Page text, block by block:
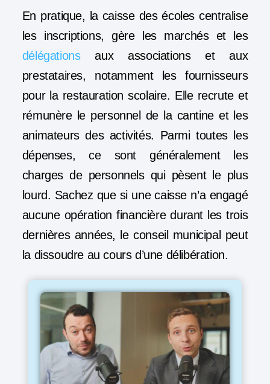
En pratique, la caisse des écoles centralise
les inscriptions, gère les marchés et les
délégationsaux associations et aux
prestataires, notamment les fournisseurs
pour la restauration scolaire. Elle recrute et
rémunère le personnel de la cantine et les
animateurs des activités. Parmi toutes les
dépenses, ce sont généralement les
charges de personnels qui pèsent le plus
lourd. Sachez que si une caisse n’a engagé
aucune opération financière durant les trois
dernières années, le conseil municipal peut
la dissoudre au cours d’une délibération.